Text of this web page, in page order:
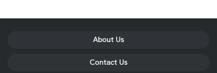
About Us
Contact Us